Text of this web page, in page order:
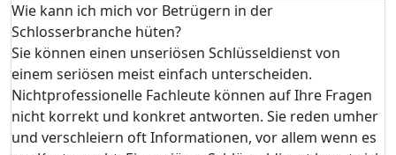
Wie kann ich mich vor Betrügern in der
Schlosserbranche hüten?
Sie können einen unseriösen Schlüsseldienst von
einem seriösen meist einfach unterscheiden.
Nichtprofessionelle Fachleute können auf Ihre Fragen
nicht korrekt und konkret antworten. Sie reden umher
und verschleiern oft Informationen, vor allem wenn es